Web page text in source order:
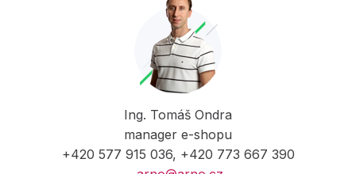
Ing. Tomáš Ondra
manager e-shopu
+420 577 915 036, +420 773 667 390